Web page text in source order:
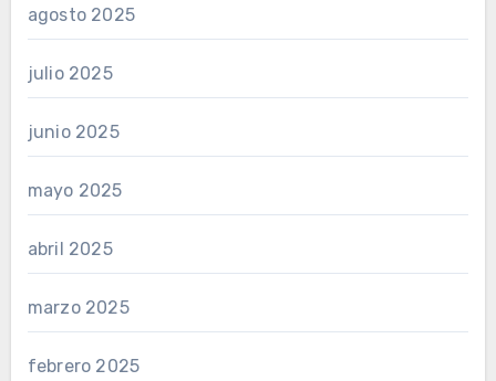
agosto 2025
julio 2025
junio 2025
mayo 2025
abril 2025
marzo 2025
febrero 2025